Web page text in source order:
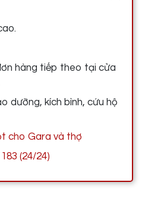
hàng tiếp theo tại cửa
dưỡng, kích bình, cứu hộ
cho Gara và thợ
(24/24)